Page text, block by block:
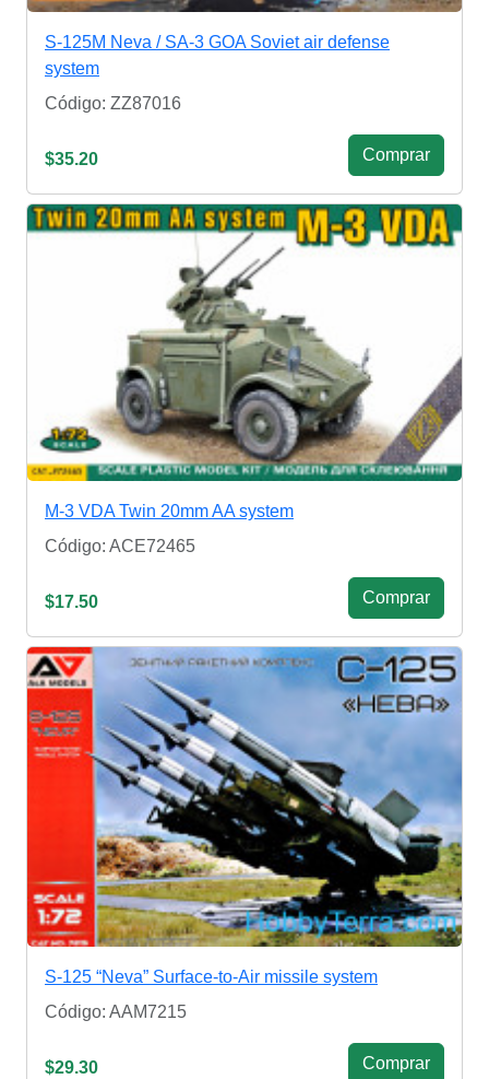
S-125M Neva / SA-3 GOA Soviet air defense
system
Código: ZZ87016
$35.20 Сomprar
M-3 VDA Twin 20mm AA system
Código: ACE72465
$17.50 Сomprar
S-125 “Neva” Surface-to-Air missile system
Código: AAM7215
$29.30 Сomprar